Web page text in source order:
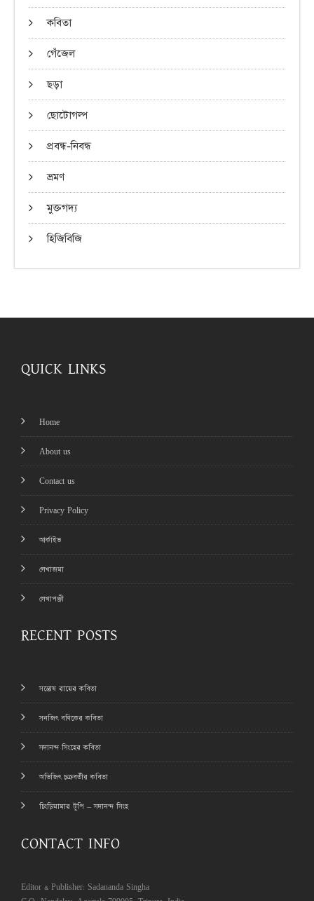
কবিতা
গেঁজেল
ছড়া
ছোটোগল্প
প্রবন্ধ-নিবন্ধ
ভ্রমণ
মুক্তগদ্য
হিজিবিজি
QUICK LINKS
Home
About us
Contact us
Privacy Policy
আর্কাইভ
লেখাজমা
লেখাপঞ্জী
RECENT POSTS
সন্তোষ রায়ের কবিতা
সনজিৎ বণিকের কবিতা
সদানন্দ সিংহের কবিতা
অভিজিৎ চক্রবর্তীর কবিতা
চিংড়িমামার টুপি – সদানন্দ সিংহ
CONTACT INFO
Editor & Publisher: Sadananda Singha